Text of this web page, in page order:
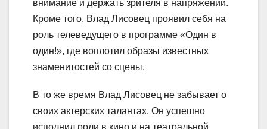
внимание и держать зрителя в напряжении.
Кроме того, Влад Лисовец проявил себя на
роль телеведущего в программе «Один в
один!», где воплотил образы известных
знаменитостей со сцены.
В то же время Влад Лисовец не забывает о
своих актерских талантах. Он успешно
исполнил роли в кино и на театральной